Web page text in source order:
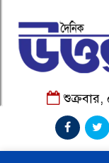
শুক্রবার,